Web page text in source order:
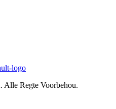
Regte Voorbehou.